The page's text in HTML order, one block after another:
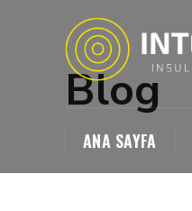
ANA SAYFA
Blog